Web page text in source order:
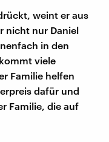
weint er aus
nicht nur Daniel
in den
viele
Familie helfen
dafür und
Familie, die auf